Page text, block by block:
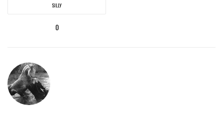
SILLY
0